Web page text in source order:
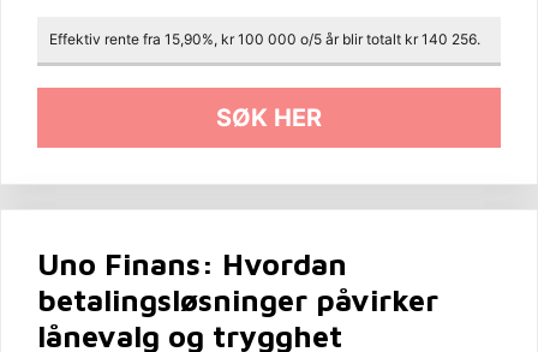
Effektiv rente fra 15,90%, kr 100 000 o/5 år blir totalt kr 140 256.
SØK HER
Uno Finans: Hvordan
betalingsløsninger påvirker
lånevalg og trygghet